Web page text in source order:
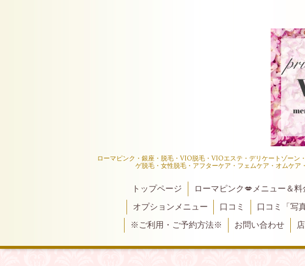
ローマピンク・銀座・脱毛・VIO脱毛・VIOエステ・デリケートゾーン
ゲ脱毛・女性脱毛・アフターケア・フェムケア・オムケ
トップページ ローマピンク💋メニュー＆料
オプションメニュー
口コミ 口コミ「写真
※ご利用・ご予約方法※
お問い合わせ